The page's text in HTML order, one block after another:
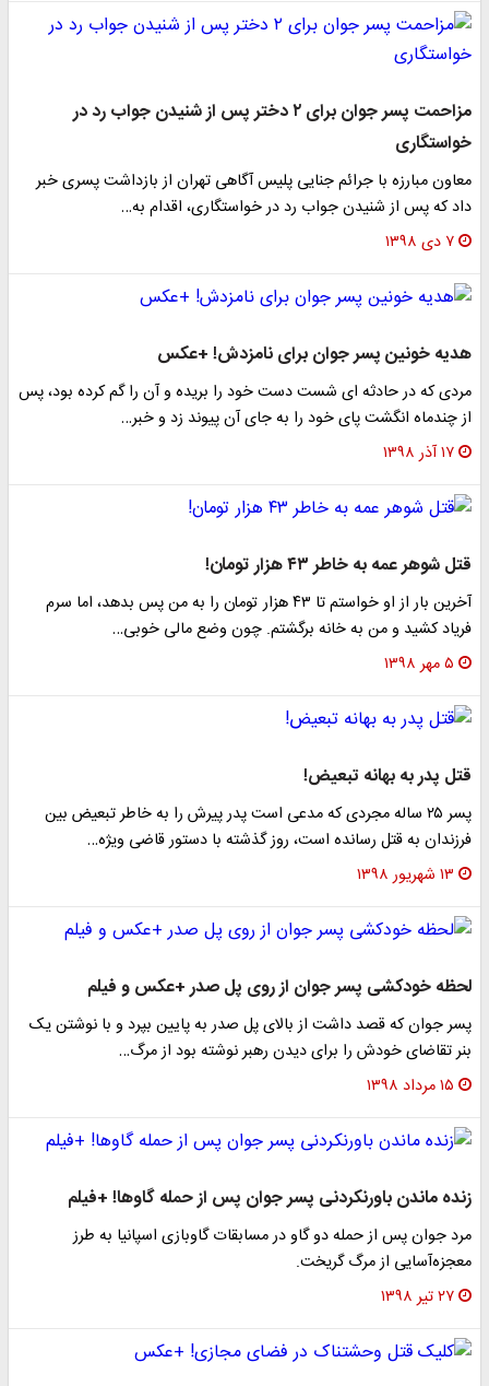
مزاحمت پسر جوان برای ۲ دختر پس از شنیدن جواب رد در
خواستگاری
معاون مبارزه با جرائم جنایی پلیس آگاهی تهران از بازداشت پسری خبر
داد که پس از شنیدن جواب رد در خواستگاری، اقدام به…
۷ دی ۱۳۹۸
هدیه خونین پسر جوان برای نامزدش! +عکس
مردی که در حادثه ای شست دست خود را بریده و آن را گم کرده بود، پس
از چندماه انگشت پای خود را به جای آن پیوند زد و خبر…
۱۷ آذر ۱۳۹۸
قتل شوهر عمه به خاطر ۴۳ هزار تومان!
آخرین بار از او خواستم تا ۴۳ هزار تومان را به من پس بدهد، اما سرم
فریاد کشید و من به خانه برگشتم. چون وضع مالی خوبی…
۵ مهر ۱۳۹۸
قتل پدر به بهانه تبعیض!
پسر ۲۵ ساله مجردی که مدعی است پدر پیرش را به خاطر تبعیض بین
فرزندان به قتل رسانده است، روز گذشته با دستور قاضی ویژه…
۱۳ شهریور ۱۳۹۸
لحظه خودکشی پسر جوان از روی پل صدر +عکس و فیلم
پسر جوان که قصد داشت از بالای پل صدر به پایین بپرد و با نوشتن یک
بنر تقاضای خودش را برای دیدن رهبر نوشته بود از مرگ…
۱۵ مرداد ۱۳۹۸
زنده ماندن باورنکردنی پسر جوان پس از حمله گاوها! +فیلم
مرد جوان پس از حمله دو گاو در مسابقات گاوبازی اسپانیا به طرز
معجزه‌آسایی از مرگ گریخت.
۲۷ تیر ۱۳۹۸